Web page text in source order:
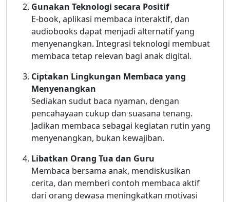
Gunakan Teknologi secara Positif
E-book, aplikasi membaca interaktif, dan
audiobooks dapat menjadi alternatif yang
menyenangkan. Integrasi teknologi membuat
membaca tetap relevan bagi anak digital.
Ciptakan Lingkungan Membaca yang
Menyenangkan
Sediakan sudut baca nyaman, dengan
pencahayaan cukup dan suasana tenang.
Jadikan membaca sebagai kegiatan rutin yang
menyenangkan, bukan kewajiban.
Libatkan Orang Tua dan Guru
Membaca bersama anak, mendiskusikan
cerita, dan memberi contoh membaca aktif
dari orang dewasa meningkatkan motivasi